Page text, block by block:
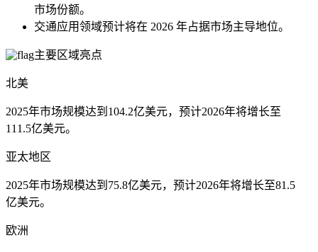
市场份额。
交通应用领域预计将在 2026 年占据市场主导地位。
主要区域亮点
北美
2025年市场规模达到104.2亿美元，预计2026年将增长至
111.5亿美元。
亚太地区
2025年市场规模达到75.8亿美元，预计2026年将增长至81.5
亿美元。
欧洲